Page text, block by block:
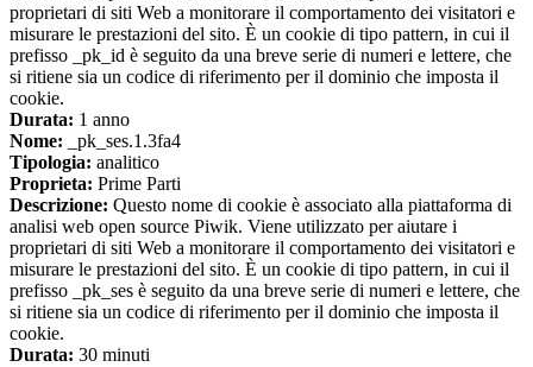
proprietari di siti Web a monitorare il comportamento dei visitatori e
misurare le prestazioni del sito. È un cookie di tipo pattern, in cui il
prefisso _pk_id è seguito da una breve serie di numeri e lettere, che
si ritiene sia un codice di riferimento per il dominio che imposta il
cookie.
Durata: 1 anno
Nome: _pk_ses.1.3fa4
Tipologia: analitico
Proprieta: Prime Parti
Descrizione: Questo nome di cookie è associato alla piattaforma di
analisi web open source Piwik. Viene utilizzato per aiutare i
proprietari di siti Web a monitorare il comportamento dei visitatori e
misurare le prestazioni del sito. È un cookie di tipo pattern, in cui il
prefisso _pk_ses è seguito da una breve serie di numeri e lettere, che
si ritiene sia un codice di riferimento per il dominio che imposta il
cookie.
Durata: 30 minuti